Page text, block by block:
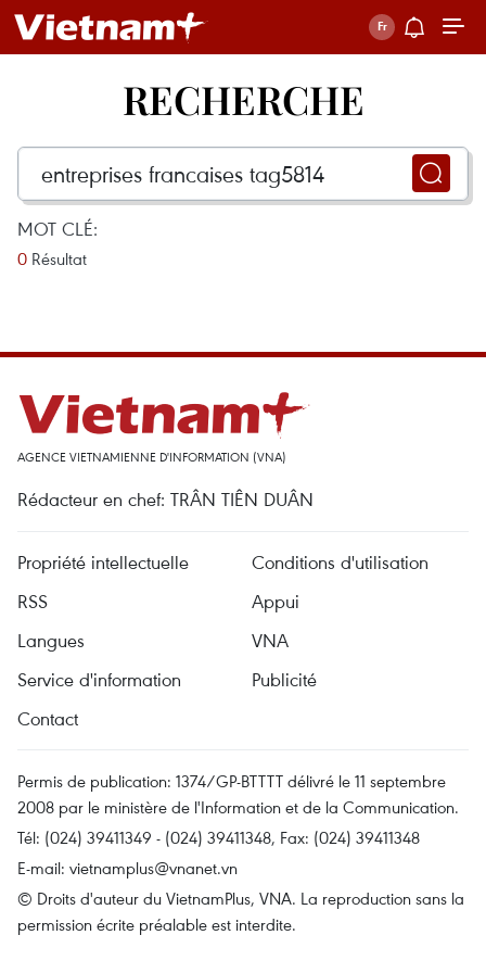
RECHERCHE
MOT CLÉ:
0 Résultat
AGENCE VIETNAMIENNE D'INFORMATION (VNA)
Rédacteur en chef: TRÂN TIÊN DUÂN
Propriété intellectuelle
Conditions d'utilisation
RSS
Appui
Langues
VNA
Service d'information
Publicité
Contact
Permis de publication: 1374/GP-BTTTT délivré le 11 septembre
2008 par le ministère de l'Information et de la Communication.
Tél: (024) 39411349 - (024) 39411348, Fax: (024) 39411348
E-mail: vietnamplus@vnanet.vn
© Droits d'auteur du VietnamPlus, VNA. La reproduction sans la
permission écrite préalable est interdite.